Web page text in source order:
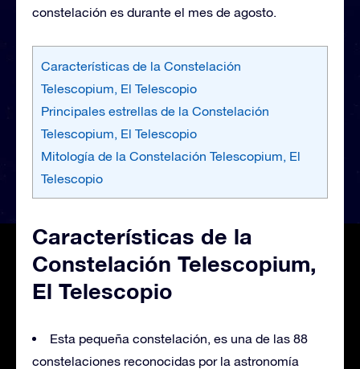
constelación es durante el mes de agosto.
Características de la Constelación
Telescopium, El Telescopio
Principales estrellas de la Constelación
Telescopium, El Telescopio
Mitología de la Constelación Telescopium, El
Telescopio
Características de la
Constelación Telescopium,
El Telescopio
Esta pequeña constelación, es una de las 88
constelaciones reconocidas por la astronomía